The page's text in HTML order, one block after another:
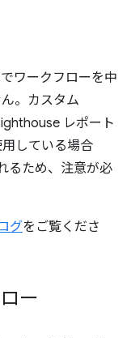
ワークフローを中
。カスタム
レポート
している場合
るため、注意が必
グをご覧くださ
ー